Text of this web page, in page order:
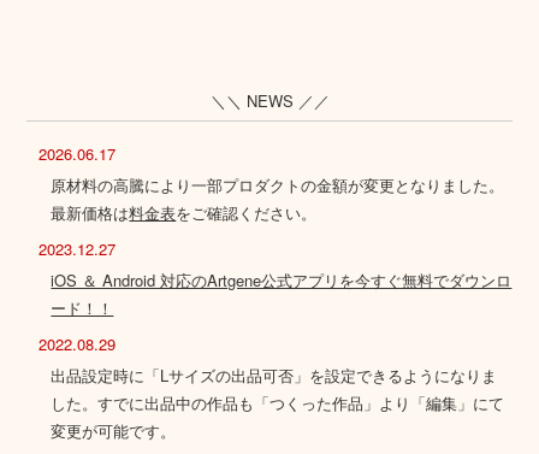
＼＼ NEWS ／／
2026.06.17
原材料の高騰により一部プロダクトの金額が変更となりました。
最新価格は料金表をご確認ください。
2023.12.27
iOS ＆ Android 対応のArtgene公式アプリを今すぐ無料でダウンロ
ード！！
2022.08.29
出品設定時に「Lサイズの出品可否」を設定できるようになりま
した。すでに出品中の作品も「つくった作品」より「編集」にて
変更が可能です。